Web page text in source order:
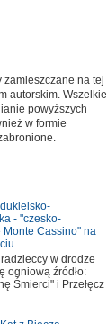
zamieszczane na tej
autorskim. Wszelkie
powyższych
w formie
- "czesko-
Monte Cassino" na
w drodze
ogniową źródło:
Śmierci" i Przełęcz